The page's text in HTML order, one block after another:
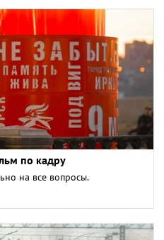
по кадру
на все вопросы.